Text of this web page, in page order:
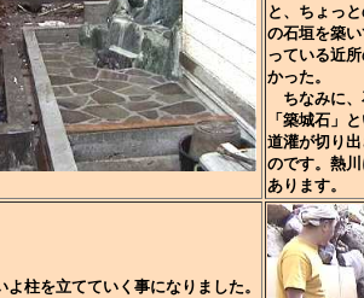
と、ちょっ
の石垣を築
っている近
かった。
ちなみに、
「築城石」
道灌が切り
のです。熱
あります。
柱を立てていく事になりました。